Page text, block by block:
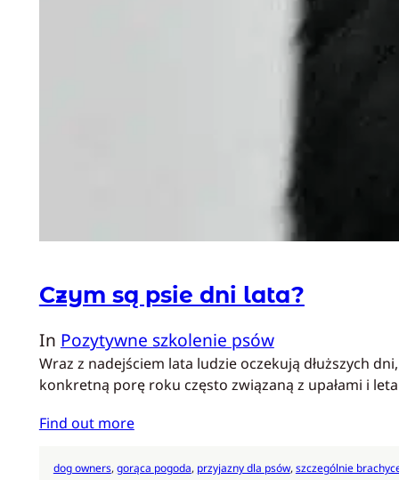
Czym są psie dni lata?
In Pozytywne szkolenie psów
Wraz z nadejściem lata ludzie oczekują dłuższych
konkretną porę roku często związaną z upałami i
Find out more
dog owners, gorąca pogoda, przyjazny dla psów, szczególnie